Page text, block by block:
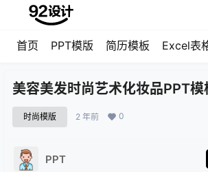
首页 PPT模版 简历模板 Excel表
美容美发时尚艺术化妆品PPT模
时尚模版 2 年前 0
PPT